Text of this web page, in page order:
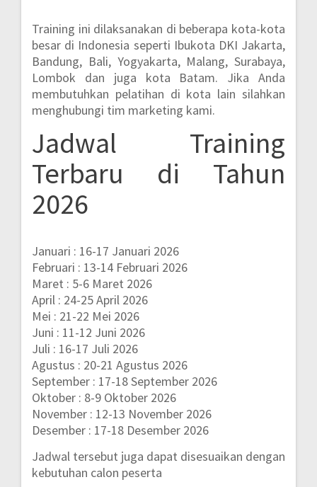
Training ini dilaksanakan di beberapa kota-kota
besar di Indonesia seperti Ibukota DKI Jakarta,
Bandung, Bali, Yogyakarta, Malang, Surabaya,
Lombok dan juga kota Batam. Jika Anda
membutuhkan pelatihan di kota lain silahkan
menghubungi tim marketing kami.
Jadwal Training
Terbaru di Tahun
2026
Januari : 16-17 Januari 2026
Februari : 13-14 Februari 2026
Maret : 5-6 Maret 2026
April : 24-25 April 2026
Mei : 21-22 Mei 2026
Juni : 11-12 Juni 2026
Juli : 16-17 Juli 2026
Agustus : 20-21 Agustus 2026
September : 17-18 September 2026
Oktober : 8-9 Oktober 2026
November : 12-13 November 2026
Desember : 17-18 Desember 2026
Jadwal tersebut juga dapat disesuaikan dengan
kebutuhan calon peserta